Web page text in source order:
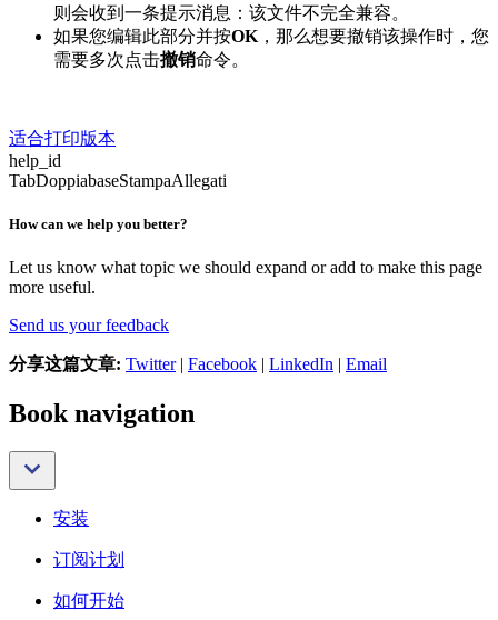
则会收到一条提示消息：该文件不完全兼容。
如果您编辑此部分并按OK ，那么想要撤销该操作时，您
需要多次点击撤销命令。
适合打印版本
help_id
TabDoppiabaseStampaAllegati
How can we help you better?
Let us know what topic we should expand or add to make this page
more useful.
Send us your feedback
分享这篇文章: Twitter| Facebook | LinkedIn | Email
Book navigation
安装
订阅计划
如何开始